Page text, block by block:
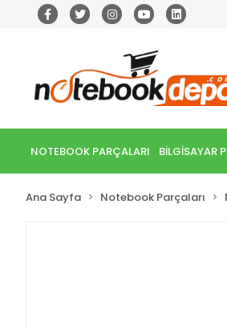
NOTEBOOK PARÇALARI BİLGİSAYAR
Ana Sayfa Notebook Parçaları